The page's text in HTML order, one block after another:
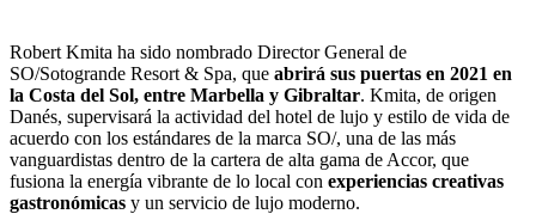
Robert Kmita ha sido nombrado Director General de
SO/Sotogrande Resort & Spa, que abrirá sus puertas en 2021 en
la Costa del Sol, entre Marbella y Gibraltar. Kmita, de origen
Danés, supervisará la actividad del hotel de lujo y estilo de vida de
acuerdo con los estándares de la marca SO/, una de las más
vanguardistas dentro de la cartera de alta gama de Accor, que
fusiona la energía vibrante de lo local con experiencias creativas
gastronómicas y un servicio de lujo moderno.